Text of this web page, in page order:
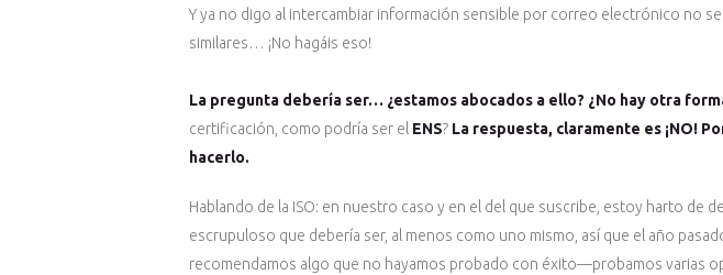
Y ya no digo al intercambiar información sensible por correo electrónico no
similares… ¡No hagáis eso!
La pregunta debería ser… ¿estamos abocados a ello? ¿No hay otra
certificación, como podría ser el ENS? La respuesta, claramente es ¡NO!
hacerlo.
Hablando de la ISO: en nuestro caso y en el del que suscribe, estoy harto de
escrupuloso que debería ser, al menos como uno mismo, así que el año
recomendamos algo que no hayamos probado con éxito—probamos varias